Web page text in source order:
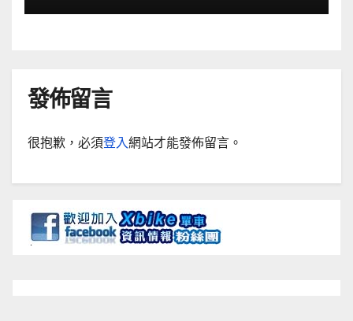
發佈留言
很抱歉，必須登入網站才能發佈留言。